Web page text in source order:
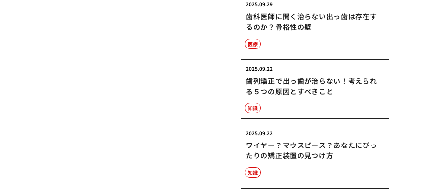
歯科医師に聞く治らない出っ歯は存在す
るのか？骨格性の壁
2025.09.29
医療
歯列矯正で出っ歯が治らない！考えられ
る５つの原因とすべきこと
2025.09.22
知識
ワイヤー？マウスピース？あなたにぴっ
たりの矯正装置の見つけ方
2025.09.22
知識